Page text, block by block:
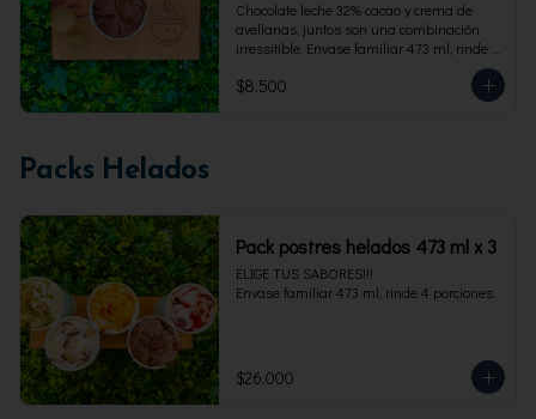
Chocolate leche 32% cacao y crema de
avellanas, juntos son una combinación
irressitible. Envase familiar 473 ml, rinde 4
$8.500
Packs Helados
Pack postres helados 473 ml x 3
ELIGE TUS SABORES!!!
Envase familiar 473 ml, rinde 4 porciones.
$26.000